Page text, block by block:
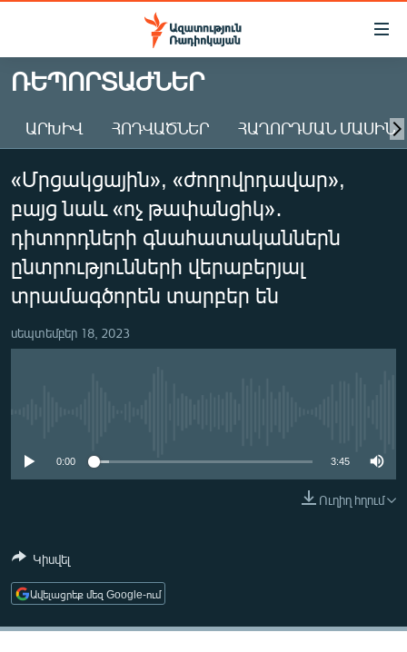
Մատչելիության
Անցնել
հիմնական
Անցնել
հիմնական
մենյուին
ԱԶԱՏՈՒԹՅՈՒՆ TV
ՀԱՅԱՍՏԱՆ
ԸՆՏՐՈՒԹՅՈՒՆՆԵՐ 2026
ԻՐԱՎՈՒՆՔ
ՀԱՍԱՐԱԿՈՒԹՅՈՒՆ
ՏՆՏԵՍՈՒԹՅՈՒՆ
ՄՇԱԿՈՒՅԹ
ՏՏ ԵՒ ԻՆՏԵՐՆԵՏ
ԿՈՐՈՆԱՎԻՐՈՒՍ
ՌԵՊՈՐՏԱԺՆԵՐ
ԱՐԽԻՎ ՀՈԴՎԱԾՆԵՐ ՀԱՂՈՐԴՄԱՆ ՄԱՍԻՆ
«Մրցակցային», «ժողովրդավար»,
բայց նաև «ոչ թափանցիկ»․
դիտորդների գնահատականներն
ընտրությունների վերաբերյալ
տրամագծորեն տարբեր են
սեպտեմբեր 18, 2023
0:00 3:45
Ուղիղ հղում
Կիսվել
Ավելացրեք մեզ Google-ում